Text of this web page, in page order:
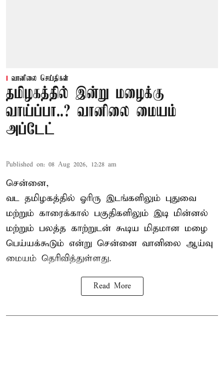
வானிலை செய்திகள்
தமிழகத்தில் இன்று மழைக்கு
வாய்ப்பா..? வானிலை மையம்
அப்டேட்
Published on: 08 Aug 2026, 12:28 am
சென்னை,
வட தமிழகத்தில் ஓரிரு இடங்களிலும் புதுவை
மற்றும் காரைக்கால் பகுதிகளிலும் இடி மின்னல்
மற்றும் பலத்த காற்றுடன் கூடிய மிதமான மழை
பெய்யக்கூடும் என்று சென்னை வானிலை ஆய்வு
மையம் தெரிவித்துள்ளது.
Read More